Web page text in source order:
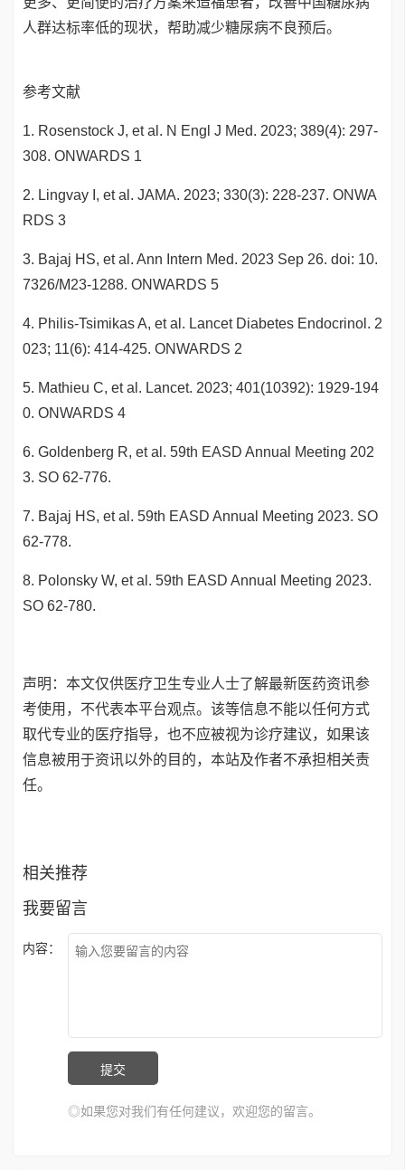
人群达标率低的现状，帮助减少糖尿病不良预后。
参考文献
1. Rosenstock J, et al. N Engl J Med. 2023; 389(4): 297-
308. ONWARDS 1
2. Lingvay I, et al. JAMA. 2023; 330(3): 228-237. ONWA
RDS 3
3. Bajaj HS, et al. Ann Intern Med. 2023 Sep 26. doi: 10.
7326/M23-1288. ONWARDS 5
4. Philis-Tsimikas A, et al. Lancet Diabetes Endocrinol. 2
023; 11(6): 414-425. ONWARDS 2
5. Mathieu C, et al. Lancet. 2023; 401(10392): 1929-194
0. ONWARDS 4
6. Goldenberg R, et al. 59th EASD Annual Meeting 202
3. SO 62-776.
7. Bajaj HS, et al. 59th EASD Annual Meeting 2023. SO
62-778.
8. Polonsky W, et al. 59th EASD Annual Meeting 2023.
SO 62-780.
声明：本文仅供医疗卫生专业人士了解最新医药资讯参
考使用，不代表本平台观点。该等信息不能以任何方式
取代专业的医疗指导，也不应被视为诊疗建议，如果该
信息被用于资讯以外的目的，本站及作者不承担相关责
任。
相关推荐
我要留言
内容：
◎如果您对我们有任何建议，欢迎您的留言。